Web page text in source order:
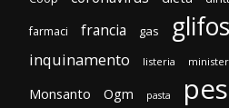
farmaci francia gas
inquinamento listeria
Monsanto Ogm pasta